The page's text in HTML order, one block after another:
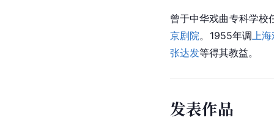
曾于中华戏曲专科学校
京剧院。1955年调 上
张达发等得其教益。
发表作品